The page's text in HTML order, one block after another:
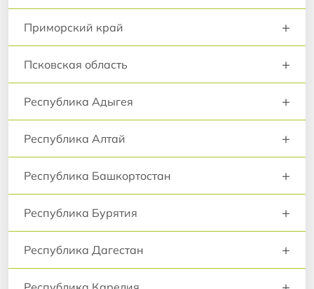
Приморский край +
Псковская область +
Республика Адыгея +
Республика Алтай +
Республика Башкортостан +
Республика Бурятия +
Республика Дагестан +